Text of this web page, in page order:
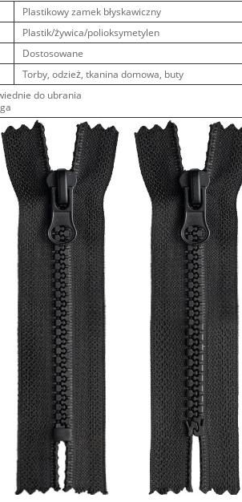
Plastikowy zamek błyskawiczny
Plastik/żywica/polioksymetylen
Dostosowane
Torby, odzież, tkanina domowa, buty
do ubrania